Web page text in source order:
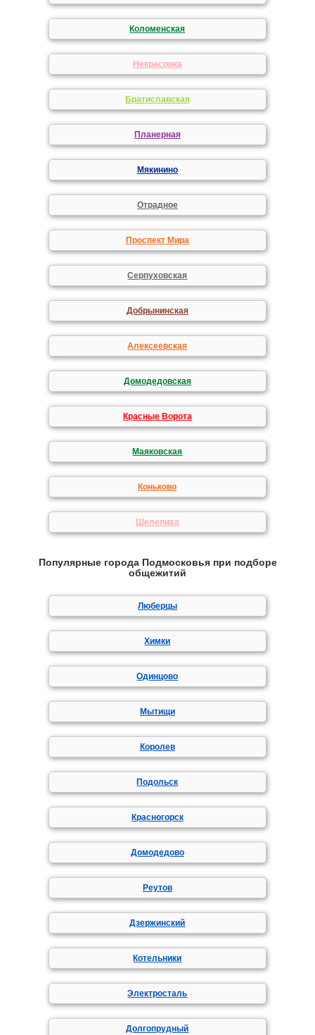
Коломенская
Некрасовка
Братиславская
Планерная
Мякинино
Отрадное
Проспект Мира
Серпуховская
Добрынинская
Алексеевская
Домодедовская
Красные Ворота
Маяковская
Коньково
Шелепиха
Популярные города Подмосковья при подборе
общежитий
Люберцы
Химки
Одинцово
Мытищи
Королев
Подольск
Красногорск
Домодедово
Реутов
Дзержинский
Котельники
Электросталь
Долгопрудный